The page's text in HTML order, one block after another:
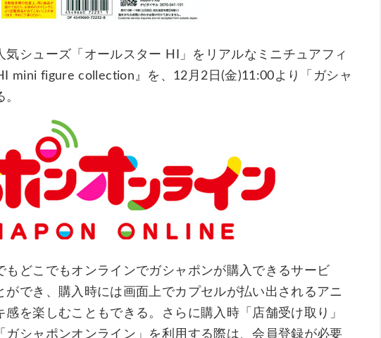
シューズ「オールスター HI」をリアルなミニチュアフィ
mini figure collection』を、12月2日(金)11:00より「ガシャ
もどこでもオンラインでガシャポンが購入できるサービ
でき、購入時には画面上でカプセルが払い出されるアニ
を楽しむこともできる。さらに購入時「店舗受け取り」
シャポンオンライン」を利用する際は、会員登録が必要